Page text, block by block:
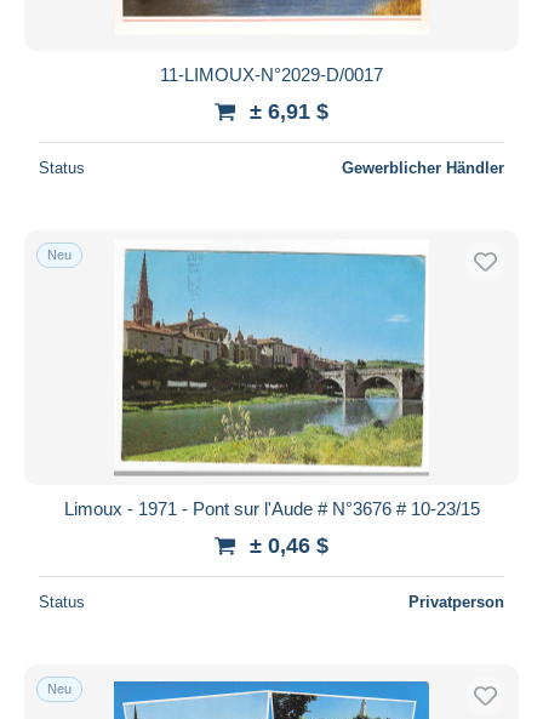
11-LIMOUX-N°2029-D/0017
± 6,91 $
Status Gewerblicher Händler
Neu
Limoux - 1971 - Pont sur l'Aude # N°3676 # 10-23/15
± 0,46 $
Status Privatperson
Neu